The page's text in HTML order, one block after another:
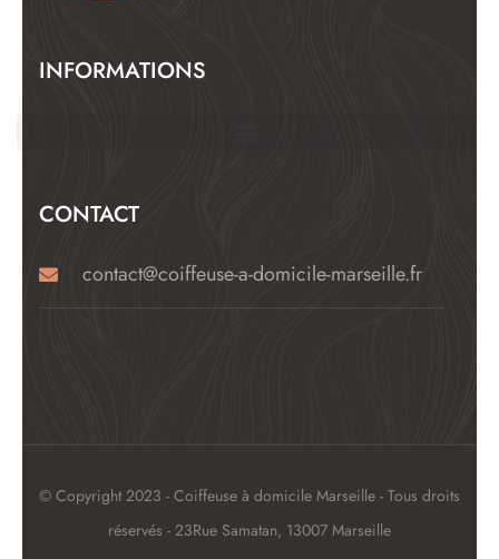
INFORMATIONS
CONTACT
contact@coiffeuse-a-domicile-marseille.fr
© Copyright 2023 - Coiffeuse à domicile Marseille - Tous droits
réservés - 23Rue Samatan, 13007 Marseille